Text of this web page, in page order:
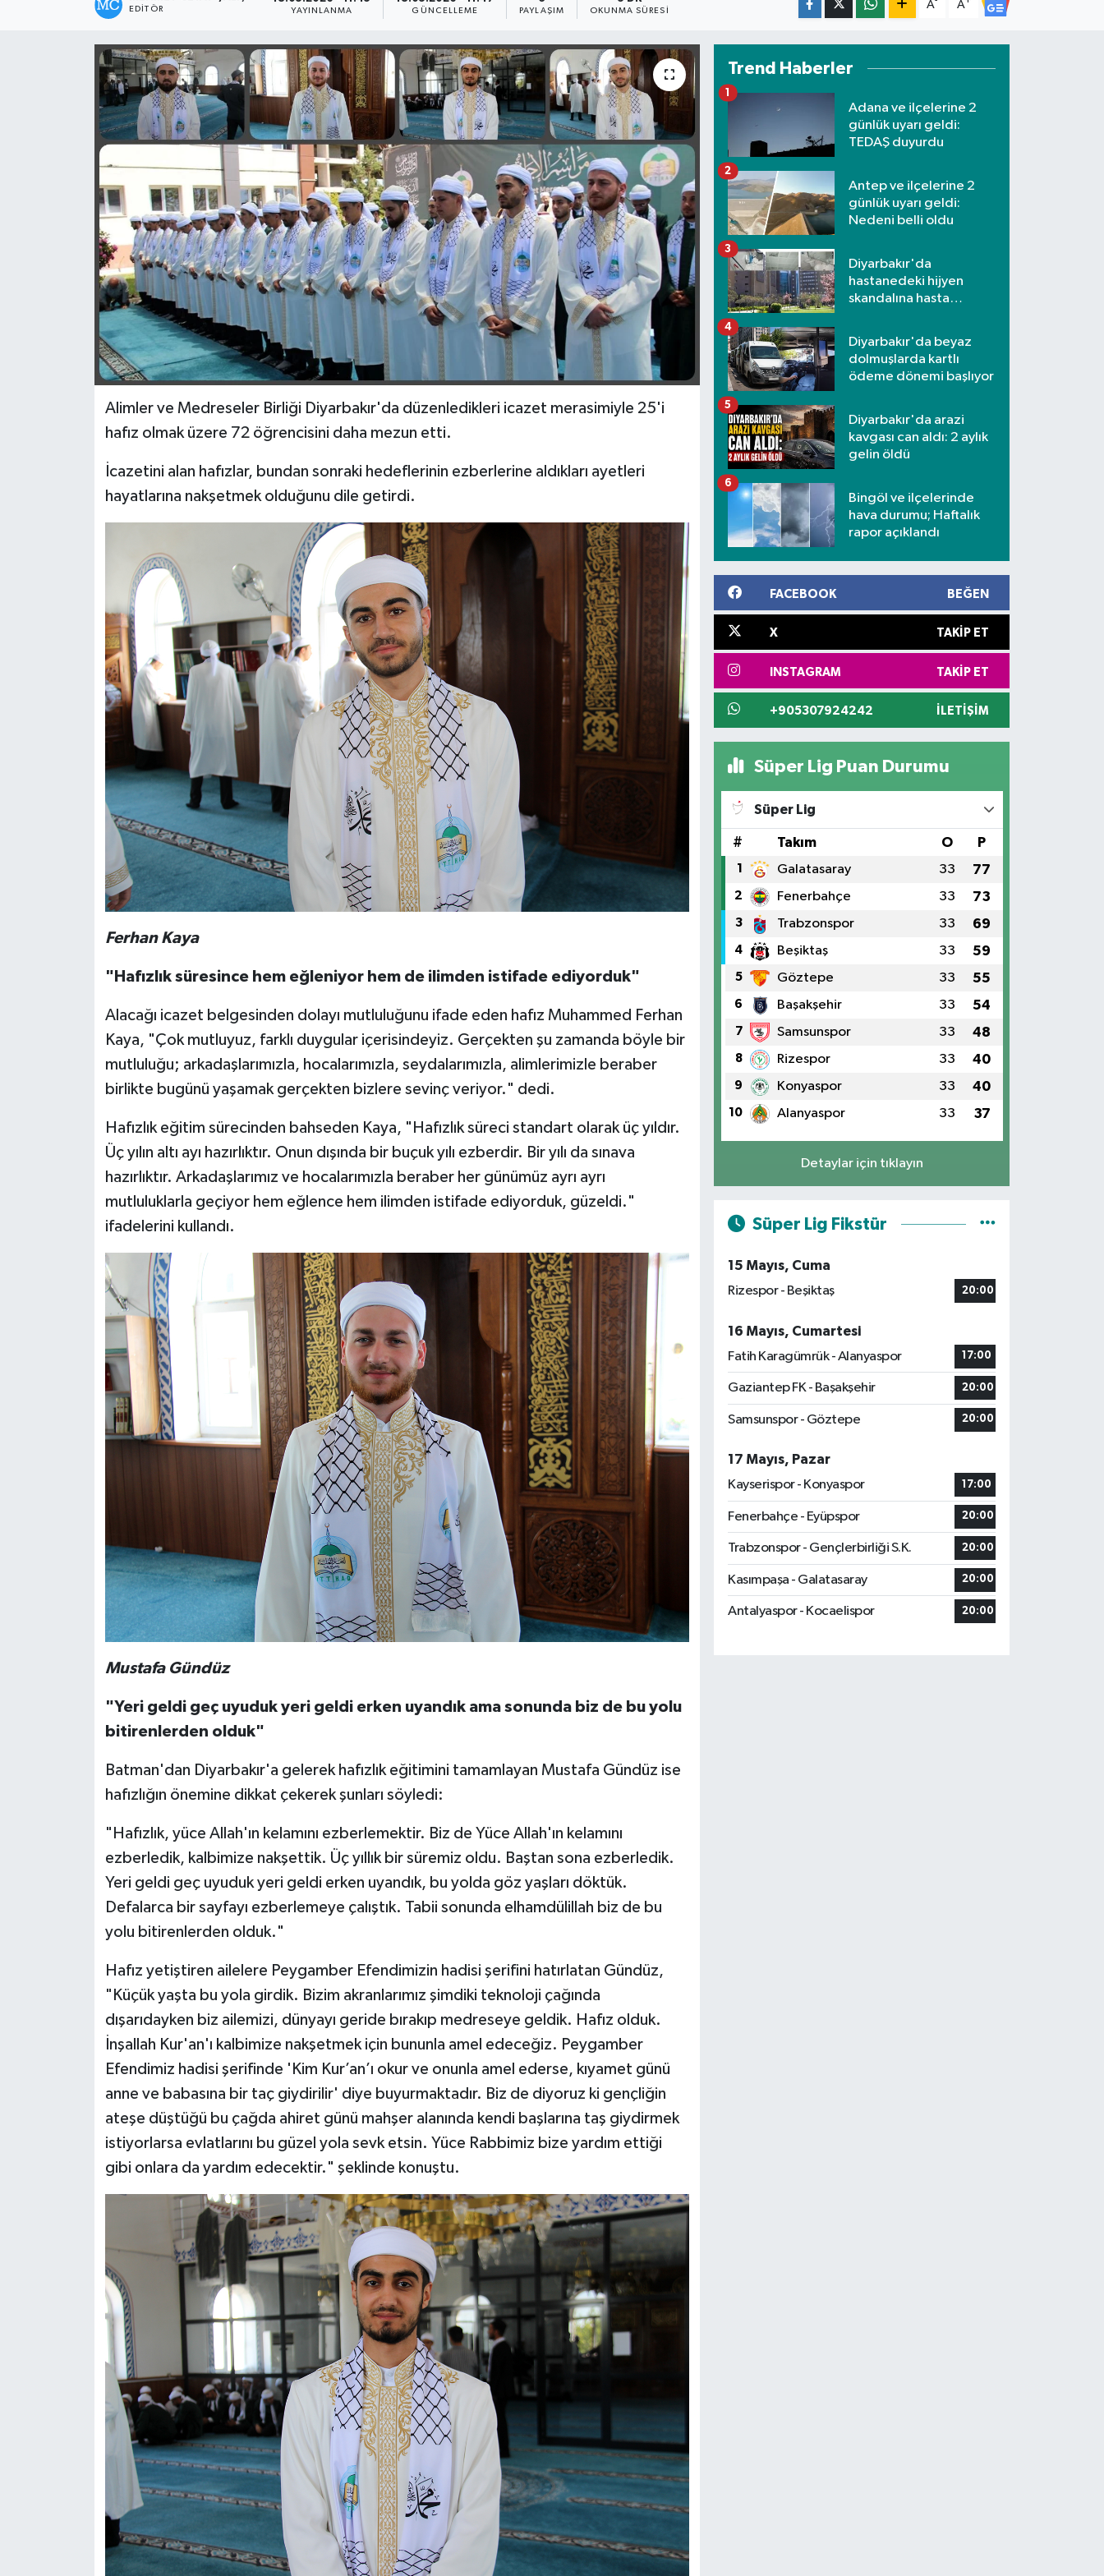
EDITÖR YAYINLANMA GÜNCELLEME PAYLAŞIM OKUNMA SÜRESI
A A
Alimler ve Medreseler Birliği Diyarbakır'da düzenledikleri icazet merasimiyle 25'i
hafız olmak üzere 72 öğrencisini daha mezun etti.
İcazetini alan hafızlar, bundan sonraki hedeflerinin ezberlerine aldıkları ayetleri
hayatlarına nakşetmek olduğunu dile getirdi.
Ferhan Kaya
"Hafızlık süresince hem eğleniyor hem de ilimden istifade ediyorduk"
Alacağı icazet belgesinden dolayı mutluluğunu ifade eden hafız Muhammed Ferhan
Kaya, "Çok mutluyuz, farklı duygular içerisindeyiz. Gerçekten şu zamanda böyle bir
mutluluğu; arkadaşlarımızla, hocalarımızla, seydalarımızla, alimlerimizle beraber
birlikte bugünü yaşamak gerçekten bizlere sevinç veriyor." dedi.
Hafızlık eğitim sürecinden bahseden Kaya, "Hafızlık süreci standart olarak üç yıldır.
Üç yılın altı ayı hazırlıktır. Onun dışında bir buçuk yılı ezberdir. Bir yılı da sınava
hazırlıktır. Arkadaşlarımız ve hocalarımızla beraber her günümüz ayrı ayrı
mutluluklarla geçiyor hem eğlence hem ilimden istifade ediyorduk, güzeldi."
ifadelerini kullandı.
Mustafa Gündüz
"Yeri geldi geç uyuduk yeri geldi erken uyandık ama sonunda biz de bu yolu
bitirenlerden olduk"
Batman'dan Diyarbakır'a gelerek hafızlık eğitimini tamamlayan Mustafa Gündüz ise
hafızlığın önemine dikkat çekerek şunları söyledi:
"Hafızlık, yüce Allah'ın kelamını ezberlemektir. Biz de Yüce Allah'ın kelamını
ezberledik, kalbimize nakşettik. Üç yıllık bir süremiz oldu. Baştan sona ezberledik.
Yeri geldi geç uyuduk yeri geldi erken uyandık, bu yolda göz yaşları döktük.
Defalarca bir sayfayı ezberlemeye çalıştık. Tabii sonunda elhamdülillah biz de bu
yolu bitirenlerden olduk."
Hafız yetiştiren ailelere Peygamber Efendimizin hadisi şerifini hatırlatan Gündüz,
"Küçük yaşta bu yola girdik. Bizim akranlarımız şimdiki teknoloji çağında
dışarıdayken biz ailemizi, dünyayı geride bırakıp medreseye geldik. Hafız olduk.
İnşallah Kur'an'ı kalbimize nakşetmek için bununla amel edeceğiz. Peygamber
Efendimiz hadisi şerifinde 'Kim Kur’an’ı okur ve onunla amel ederse, kıyamet günü
anne ve babasına bir taç giydirilir' diye buyurmaktadır. Biz de diyoruz ki gençliğin
ateşe düştüğü bu çağda ahiret günü mahşer alanında kendi başlarına taş giydirmek
istiyorlarsa evlatlarını bu güzel yola sevk etsin. Yüce Rabbimiz bize yardım ettiği
gibi onlara da yardım edecektir." şeklinde konuştu.
Trend Haberler
Adana ve ilçelerine 2
günlük uyarı geldi:
TEDAŞ duyurdu
1
Antep ve ilçelerine 2
günlük uyarı geldi:
Nedeni belli oldu
2
Diyarbakır'da
hastanedeki hijyen
skandalına hasta
3
Diyarbakır'da beyaz
dolmuşlarda kartlı
ödeme dönemi başlıyor
4
Diyarbakır'da arazi
kavgası can aldı: 2 aylık
gelin öldü
5
Bingöl ve ilçelerinde
hava durumu; Haftalık
rapor açıklandı
6
FACEBOOK BEĞEN
X TAKIP ET
INSTAGRAM TAKIP ET
+905307924242 İLETIŞIM
Süper Lig Puan Durumu
Süper Lig
# Takım O P
1 Galatasaray 33 77
2 Fenerbahçe 33 73
3 Trabzonspor 33 69
4 Beşiktaş 33 59
5 Göztepe 33 55
6 Başakşehir 33 54
7 Samsunspor 33 48
8 Rizespor 33 40
9 Konyaspor 33 40
10 Alanyaspor 33 37
Detaylar için tıklayın
Süper Lig Fikstür
15 Mayıs, Cuma
Rizespor - Beşiktaş
20:00
16 Mayıs, Cumartesi
Fatih Karagümrük - Alanyaspor
17:00
Gaziantep FK - Başakşehir 20:00
Samsunspor - Göztepe 20:00
17 Mayıs, Pazar
Kayserispor - Konyaspor
17:00
Fenerbahçe - Eyüpspor 20:00
Trabzonspor - Gençlerbirliği S.K. 20:00
Kasımpaşa - Galatasaray 20:00
Antalyaspor - Kocaelispor 20:00
Gündem
İlim & İrfan
Kültür & Sanat
Sağlık & Yaşam